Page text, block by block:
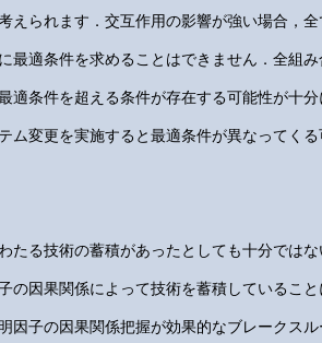
えられます．交互作用の影響が強い場合，全
最適条件を求めることはできません．全組み
適条件を超える条件が存在する可能性が十分
ム変更を実施すると最適条件が異なってくる
る技術の蓄積があったとしても十分ではな
の因果関係によって技術を蓄積していること
因子の因果関係把握が効果的なブレークスル